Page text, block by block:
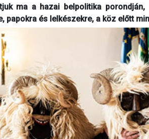
ma a hazai belpolitika
papokra és lelkészekre, a köz előtt